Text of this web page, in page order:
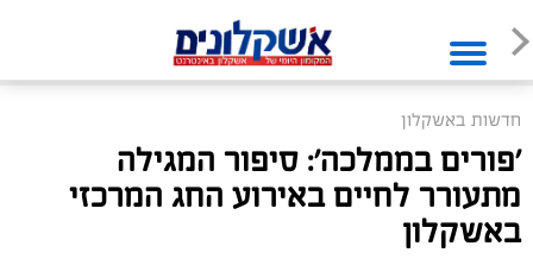
חדשות באשקלון
'פורים בממלכה': סיפור המגילה
מתעורר לחיים באירוע החג המרכזי
באשקלון